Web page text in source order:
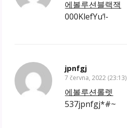
에볼루션블랙잭
000KlefYu‘!-
jpnfgj
7 června, 2022 (23:13)
에볼루션롤렛
537jpnfgj*#~